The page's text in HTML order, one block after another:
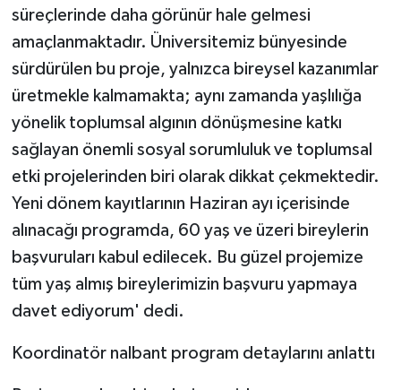
süreçlerinde daha görünür hale gelmesi
amaçlanmaktadır. Üniversitemiz bünyesinde
sürdürülen bu proje, yalnızca bireysel kazanımlar
üretmekle kalmamakta; aynı zamanda yaşlılığa
yönelik toplumsal algının dönüşmesine katkı
sağlayan önemli sosyal sorumluluk ve toplumsal
etki projelerinden biri olarak dikkat çekmektedir.
Yeni dönem kayıtlarının Haziran ayı içerisinde
alınacağı programda, 60 yaş ve üzeri bireylerin
başvuruları kabul edilecek. Bu güzel projemize
tüm yaş almış bireylerimizin başvuru yapmaya
davet ediyorum' dedi.
Koordinatör nalbant program detaylarını anlattı